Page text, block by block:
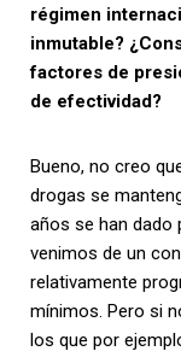
régimen
inmutable?
factores de
de efectividad?
Bueno, no creo
drogas se
años se han dado
venimos de un
relativamente
mínimos. Pero si
los que por